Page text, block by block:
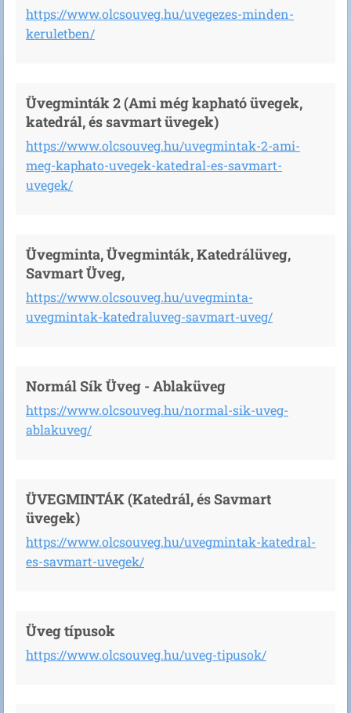
https://www.olcsouveg.hu/uvegezes-minden-
keruletben/
Üvegminták 2 (Ami még kapható üvegek,
katedrál, és savmart üvegek)
https://www.olcsouveg.hu/uvegmintak-2-ami-
meg-kaphato-uvegek-katedral-es-savmart-
uvegek/
Üvegminta, Üvegminták, Katedrálüveg,
Savmart Üveg,
https://www.olcsouveg.hu/uvegminta-
uvegmintak-katedraluveg-savmart-uveg/
Normál Sík Üveg - Ablaküveg
https://www.olcsouveg.hu/normal-sik-uveg-
ablakuveg/
ÜVEGMINTÁK (Katedrál, és Savmart
üvegek)
https://www.olcsouveg.hu/uvegmintak-katedral-
es-savmart-uvegek/
Üveg típusok
https://www.olcsouveg.hu/uveg-tipusok/